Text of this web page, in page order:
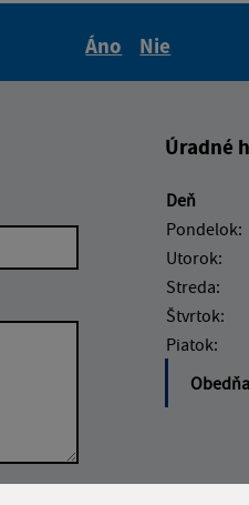
Áno
Nie
Úradné
Deň
Pondelok:
Utorok:
Streda:
Štvrtok:
Piatok: